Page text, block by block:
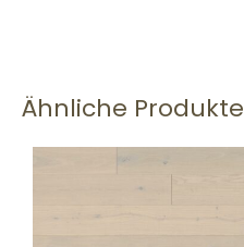
Ähnliche Produkte